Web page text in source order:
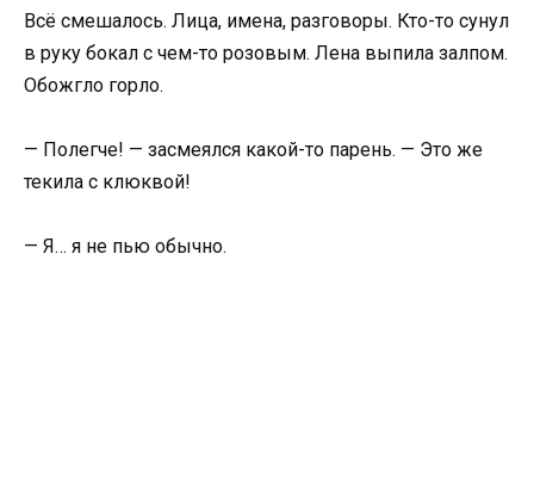
Всё смешалось. Лица, имена, разговоры. Кто-то сунул
в руку бокал с чем-то розовым. Лена выпила залпом.
Обожгло горло.
— Полегче! — засмеялся какой-то парень. — Это же
текила с клюквой!
— Я… я не пью обычно.